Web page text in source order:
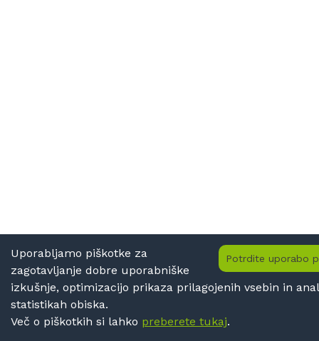
Potrdite uporabo
Uporabljamo piškotke za
zagotavljanje dobre uporabniške
izkušnje, optimizacijo prikaza prilagojenih vsebin in
statistikah obiska.
Več o piškotkih si lahko preberete tukaj.